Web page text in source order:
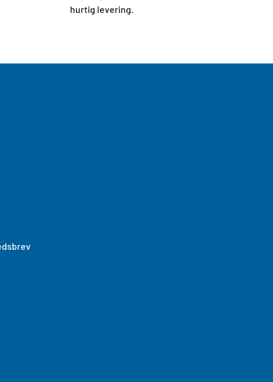
hurtig levering.